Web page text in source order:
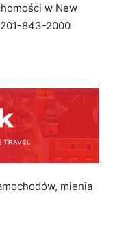
w New
843-2000
mienia